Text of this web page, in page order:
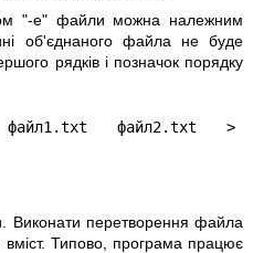
"-e"файли можна належним
об'єднаного файла не буде
рядків і позначок порядку
файл2.txt >
Виконати перетворення файла
Типово, програма працює